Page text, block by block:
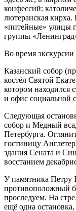
конфессий:
лютеранская
«питейные» улицы
группы
Во время
Казанский собор
костёл Святой
котором находился
и офис социальной
Следующая
собор и Медный
Петербурга.
гостиницу
здания Сената и
восстанием
У памятника Петру
противоположный
проследуем. На
ещё одна